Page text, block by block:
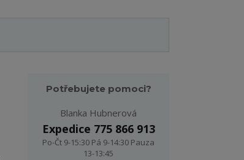
Potřebujete pomoci?
Blanka Hubnerová
Expedice 775 866 913
Po-Čt 9-15:30 Pá 9-14:30 Pauza
13-13:45